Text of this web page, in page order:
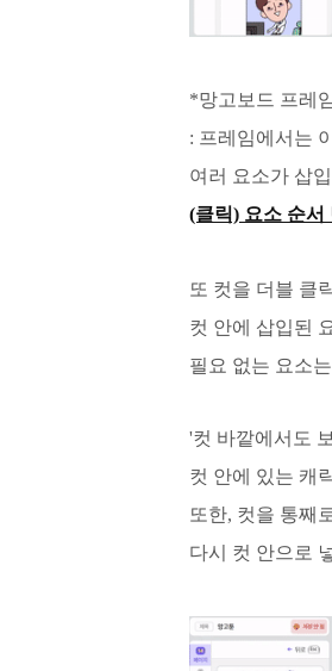
*망고보드 프레
: 프레임에서는
여러 요소가 삽
(클릭) 요소 순서
또 컷을 더블 클
컷 안에 삽입된
필요 없는 요소
'컷 바깥에서도
컷 안에 있는 캐
또한, 컷을 통째
다시 컷 안으로